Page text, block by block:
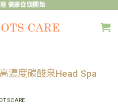
健康從頭開始
濃度碳酸泉Head Spa